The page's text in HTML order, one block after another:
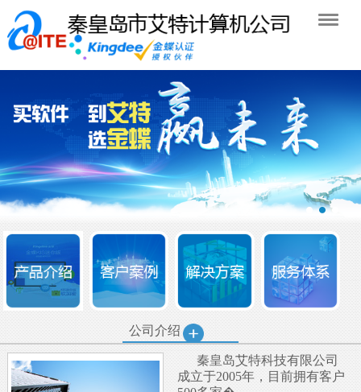
公司介绍
秦皇岛艾特科技有限公司
成立于2005年，目前拥有客户